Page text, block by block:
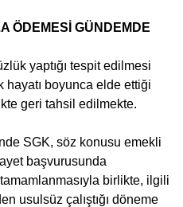
ÖDEMESİ GÜNDEMDE
yaptığı tespit edilmesi
boyunca elde ettiği
geri tahsil edilmekte.
SGK, söz konusu emekli
başvurusunda
birlikte, ilgili
usulsüz çalıştığı döneme